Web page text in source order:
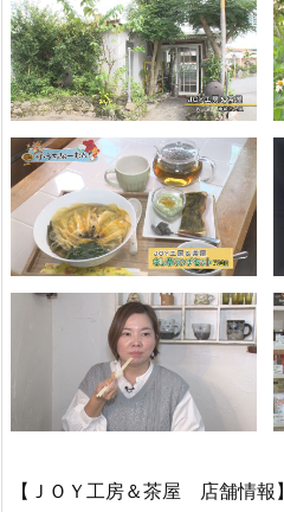
【ＪＯＹ工房＆茶屋 店舗情報】